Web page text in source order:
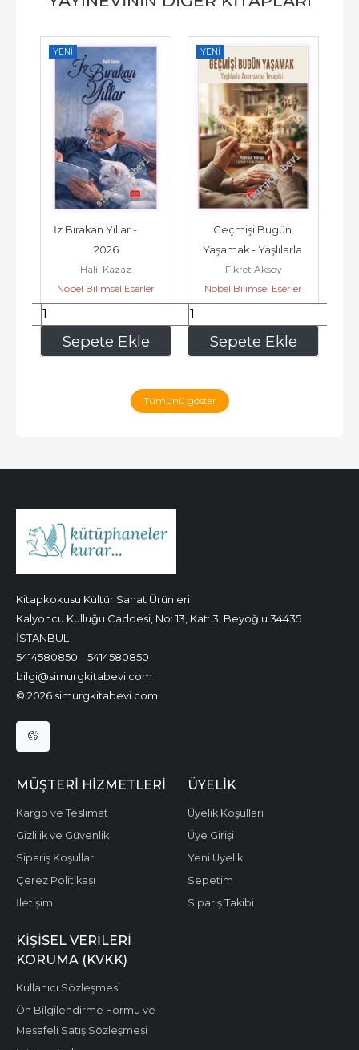
YENI
Sepete Ekle
İz Bırakan Yıllar -
2026
Halil Kazaz
Nobel Bilimsel Eserler
240,00
YENI
Sepete Ekle
Geçmişi Bugün
Yaşamak - Yaşlılarla
Anımsama Terapisi
Klinisyen El Kitabı...
Fikret Aksoy
Nobel Bilimsel Eserler
280,00
Tümünü göster
Kitapkokusu Kültür Sanat Ürünleri
Kalyoncu Kulluğu Caddesi, No: 13, Kat: 3, Beyoğlu 34435
İSTANBUL
5414580850
5414580850
bilgi@simurgkitabevi.com
© 2026 simurgkitabevi.com
MÜŞTERI HIZMETLERI
Kargo ve Teslimat
Gizlilik ve Güvenlik
Sipariş Koşulları
Çerez Politikası
İletişim
ÜYELIK
Üyelik Koşulları
Üye Girişi
Yeni Üyelik
Sepetim
Sipariş Takibi
KIŞISEL VERILERI
KORUMA (KVKK)
Kullanıcı Sözleşmesi
Ön Bilgilendirme Formu ve
Mesafeli Satış Sözleşmesi